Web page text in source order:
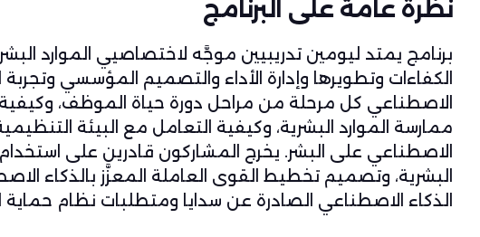
نظرة عامة على البرنامج
برنامج يمتد ليومين تدريبيين موجَّه لاختصاصيي الموارد
الكفاءات وتطويرها وإدارة الأداء والتصميم المؤسسي
الاصطناعي كل مرحلة من مراحل دورة حياة الموظف،
ممارسة الموارد البشرية، وكيفية التعامل مع البيئة
الاصطناعي على البشر. يخرج المشاركون قادرين على
البشرية، وتصميم تخطيط القوى العاملة المعزَّز بالذكاء
الذكاء الاصطناعي الصادرة عن سدايا ومتطلبات نظام حماية